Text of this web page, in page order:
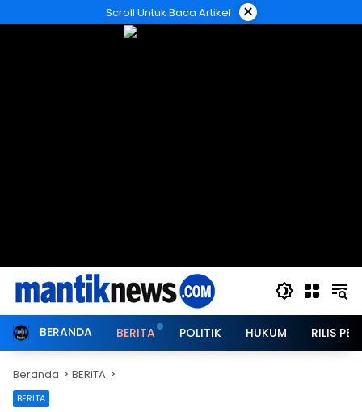
ke
Scroll Untuk Baca Artikel ×
BERANDA BERITA POLITIK HUKUM RILIS
Beranda BERITA
BERITA